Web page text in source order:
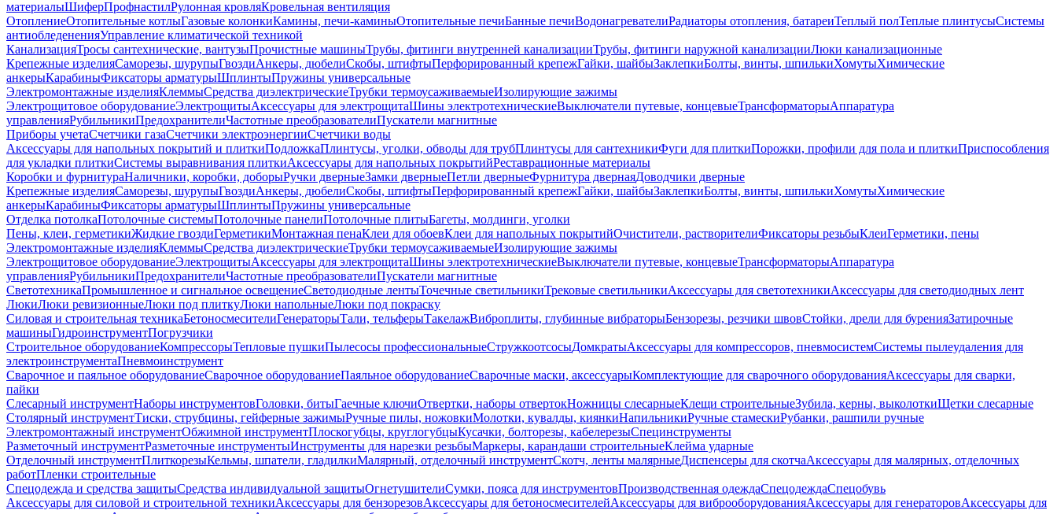
материалыШиферПрофнастилРулонная кровляКровельная вентиляция
ОтоплениеОтопительные котлыГазовые колонкиКамины, печи-каминыОтопительные печиБанные печиВодонагревателиРадиаторы отопления, батареиТеплый полТеплые плинтусыСистемы
антиобледененияУправление климатической техникой
КанализацияТросы сантехнические, вантузыПрочистные машиныТрубы, фитинги внутренней канализацииТрубы, фитинги наружной канализацииЛюки канализационные
Крепежные изделияСаморезы, шурупыГвоздиАнкеры, дюбелиСкобы, штифтыПерфорированный крепежГайки, шайбыЗаклепкиБолты, винты, шпилькиХомутыХимические
анкерыКарабиныФиксаторы арматурыШплинтыПружины универсальные
Электромонтажные изделияКлеммыСредства диэлектрическиеТрубки термоусаживаемыеИзолирующие зажимы
Электрощитовое оборудованиеЭлектрощитыАксессуары для электрощитаШины электротехническиеВыключатели путевые, концевыеТрансформаторыАппаратура
управленияРубильникиПредохранителиЧастотные преобразователиПускатели магнитные
Приборы учетаСчетчики газаСчетчики электроэнергииСчетчики воды
Аксессуары для напольных покрытий и плиткиПодложкаПлинтусы, уголки, обводы для трубПлинтусы для сантехникиФуги для плиткиПорожки, профили для пола и плиткиПриспособления
для укладки плиткиСистемы выравнивания плиткиАксессуары для напольных покрытийРеставрационные материалы
Коробки и фурнитураНаличники, коробки, доборыРучки дверныеЗамки дверныеПетли дверныеФурнитура двернаяДоводчики дверные
Крепежные изделияСаморезы, шурупыГвоздиАнкеры, дюбелиСкобы, штифтыПерфорированный крепежГайки, шайбыЗаклепкиБолты, винты, шпилькиХомутыХимические
анкерыКарабиныФиксаторы арматурыШплинтыПружины универсальные
Отделка потолкаПотолочные системыПотолочные панелиПотолочные плитыБагеты, молдинги, уголки
Пены, клеи, герметикиЖидкие гвоздиГерметикиМонтажная пенаКлеи для обоевКлеи для напольных покрытийОчистители, растворителиФиксаторы резьбыКлеиГерметики, пены
Электромонтажные изделияКлеммыСредства диэлектрическиеТрубки термоусаживаемыеИзолирующие зажимы
Электрощитовое оборудованиеЭлектрощитыАксессуары для электрощитаШины электротехническиеВыключатели путевые, концевыеТрансформаторыАппаратура
управленияРубильникиПредохранителиЧастотные преобразователиПускатели магнитные
СветотехникаПромышленное и сигнальное освещениеСветодиодные лентыТочечные светильникиТрековые светильникиАксессуары для светотехникиАксессуары для светодиодных лент
ЛюкиЛюки ревизионныеЛюки под плиткуЛюки напольныеЛюки под покраску
Силовая и строительная техникаБетоносмесителиГенераторыТали, тельферыТакелажВиброплиты, глубинные вибраторыБензорезы, резчики швовСтойки, дрели для буренияЗатирочные
машиныГидроинструментПогрузчики
Строительное оборудованиеКомпрессорыТепловые пушкиПылесосы профессиональныеСтружкоотсосыДомкратыАксессуары для компрессоров, пневмосистемСистемы пылеудаления для
электроинструментаПневмоинструмент
Сварочное и паяльное оборудованиеСварочное оборудованиеПаяльное оборудованиеСварочные маски, аксессуарыКомплектующие для сварочного оборудованияАксессуары для сварки,
пайки
Слесарный инструментНаборы инструментовГоловки, битыГаечные ключиОтвертки, наборы отвертокНожницы слесарныеКлещи строительныеЗубила, керны, выколоткиЩетки слесарные
Столярный инструментТиски, струбцины, гейферные зажимыРучные пилы, ножовкиМолотки, кувалды, киянкиНапильникиРучные стамескиРубанки, рашпили ручные
Электромонтажный инструментОбжимной инструментПлоскогубцы, круглогубцыКусачки, болторезы, кабелерезыСпецинструменты
Разметочный инструментРазметочные инструментыИнструменты для нарезки резьбыМаркеры, карандаши строительныеКлейма ударные
Отделочный инструментПлиткорезыКельмы, шпатели, гладилкиМалярный, отделочный инструментСкотч, ленты малярныеДиспенсеры для скотчаАксессуары для малярных, отделочных
работПленки строительные
Спецодежда и средства защитыСредства индивидуальной защитыОгнетушителиСумки, пояса для инструментовПроизводственная одеждаСпецодеждаСпецобувь
Аксессуары для силовой и строительной техникиАксессуары для бензорезовАксессуары для бетоносмесителейАксессуары для виброоборудованияАксессуары для генераторовАксессуары для